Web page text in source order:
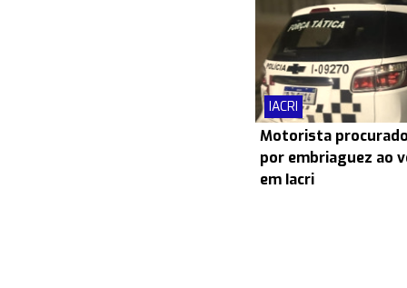
IACRI
Motorista
por embriaguez ao
em Iacri